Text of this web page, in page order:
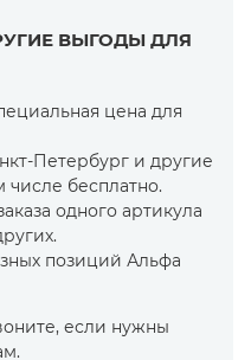
ВЫГОДЫ ДЛЯ
цена для
Петербург и другие
бесплатно.
одного артикула
позиций Альфа
если нужны